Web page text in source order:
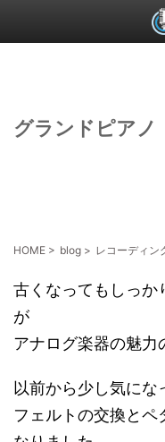
グランドピアノ
HOME > blog > レコーディン
古くなってもしっか
が
アナログ楽器の魅力
以前から少し気にな
フェルトの交換とペ